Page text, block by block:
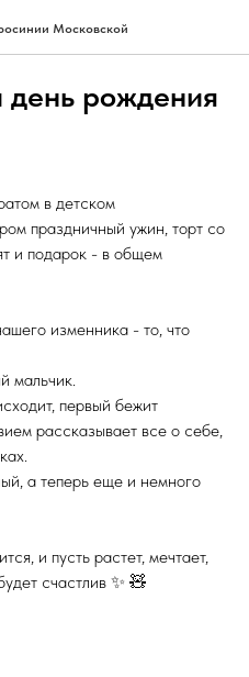
Московской
день рождения
в детском
праздничный ужин, торт со
и подарок - в общем
изменника - то, что
мальчик.
первый бежит
рассказывает все о себе,
а теперь еще и немного
и пусть растет, мечтает,
счастлив ✨ 🧸